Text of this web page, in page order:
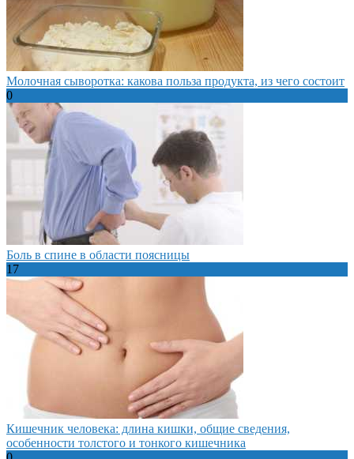
Молочная сыворотка: какова польза продукта, из чего состоит
0
Боль в спине в области поясницы
17
Кишечник человека: длина кишки, общие сведения,
особенности толстого и тонкого кишечника